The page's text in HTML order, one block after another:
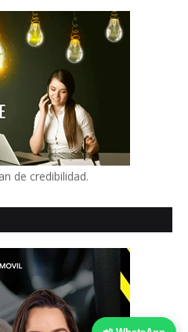
de credibilidad.